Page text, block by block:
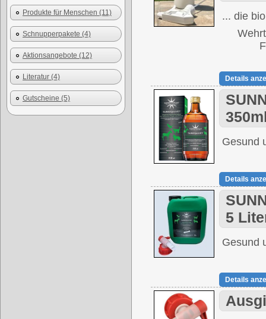
Produkte für Menschen (11)
Schnupperpakete (4)
Aktionsangebote (12)
Literatur (4)
Gutscheine (5)
... die
Details
Gesund
Details
5
Gesund
Details